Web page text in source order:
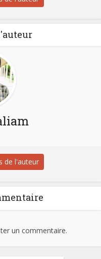
de l'auteur
un commentaire.